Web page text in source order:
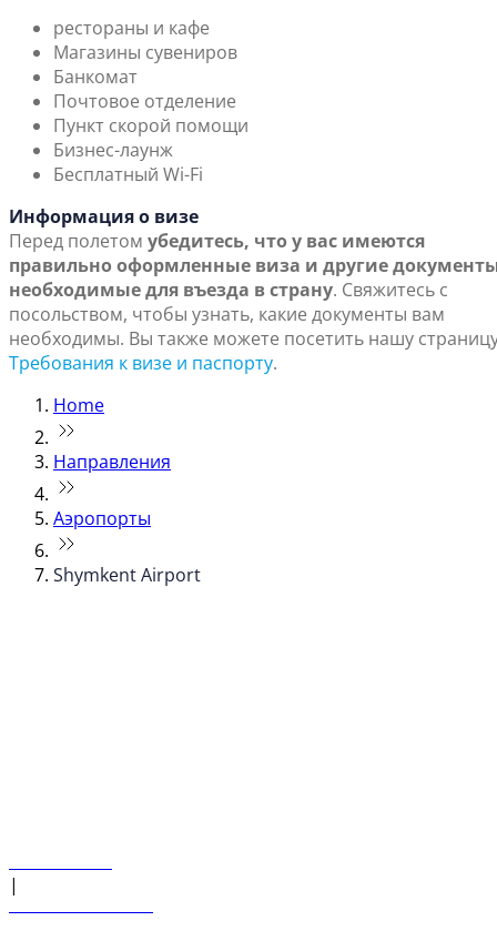
рестораны и кафе
Магазины сувениров
Банкомат
Почтовое отделение
Пункт скорой помощи
Бизнес-лаунж
Бесплатный Wi-Fi
Информация о визе
Перед полетом убедитесь, что у вас имеются
правильно оформленные виза и другие
необходимые для въезда в страну. Свяжитесь с
посольством, чтобы узнать, какие документы вам
необходимы. Вы также можете посетить нашу
Требования к визе и паспорту.
Home
Направления
Аэропорты
Shymkent Airport
|